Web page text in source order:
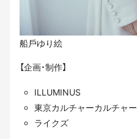
船⼾ゆり絵
【企画・制作】
ILLUMINUS
東京カルチャーカルチャー
ライクズ